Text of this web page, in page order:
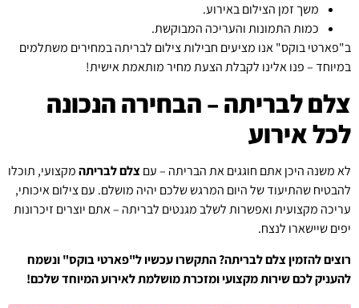
משך זמן הצילום באירוע.
כמות התמונות והעריכה המבוקשת.
ב"פארטי בוקס" אנו מציעים חבילות צילום לבריתה במחירים משתלמים
במיוחד – פנו אלינו לקבלת הצעת מחיר מותאמת אישית!
צלם לבריתה – הבחירה הנכונה
לכל אירוע
לא משנה היכן אתם חוגגים את הבריתה – עםצלם לבריתהמקצועי, תוכלו
להבטיח שהתיעוד של היום המרגש שלכם יהיה מושלם. עם צילום איכותי,
עריכה מקצועית ואפשרות לשלב מגנטים לבריתה – אתם יוצרים זיכרונות
יפים שיישארו לנצח.
רוצים להזמין צלם לבריתה? התקשרו עכשיו ל"פארטי בוקס" ונשמח
להעניק לכם שירות מקצועי ומזכרת מושלמת לאירוע המיוחד שלכם!